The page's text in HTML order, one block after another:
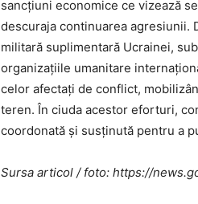
sancțiuni economice ce vizează
descuraja continuarea agresiunii.
militară suplimentară Ucrainei,
organizațiile umanitare
celor afectați de conflict,
teren. În ciuda acestor eforturi,
coordonată și susținută pentru a
Sursa articol / foto: https://